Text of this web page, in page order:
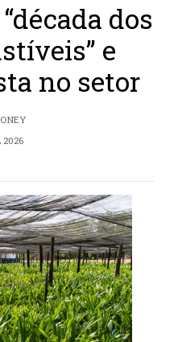
dos
e
no setor
2026